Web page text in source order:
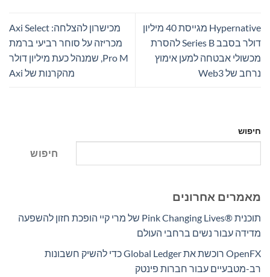
Hypernative מגייסת 40 מיליון
דולר בסבב Series B להסרת
מכשולי אבטחה למען אימוץ
נרחב של Web3
מכישרון להצלחה: Axi Select
מכריזה על סוחר רביעי ברמת
Pro M, שמנהל כעת מיליון דולר
מהקרנות של Axi
חיפוש
חיפוש
מאמרים אחרונים
תוכנית Pink Changing Lives®‎ של מרי קיי הופכת חזון להשפעה
מדידה עבור נשים ברחבי העולם
OpenFX רוכשת את Global Ledger כדי להשיק חשבונות
רב-מטבעיים עבור חברות פינטק